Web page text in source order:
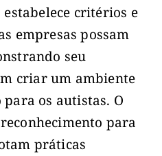
critérios e
empresas possam
seu
criar um ambiente
os autistas. O
para
práticas